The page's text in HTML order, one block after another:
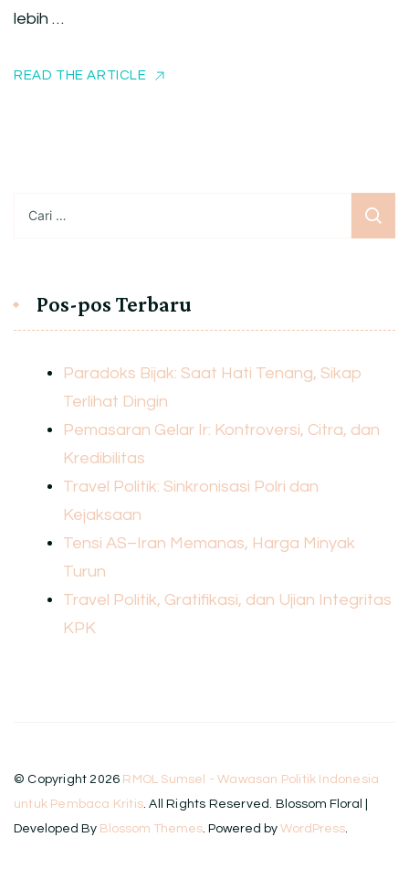
lebih …
READ THE ARTICLE
untuk:
Pos-pos Terbaru
Paradoks Bijak: Saat Hati Tenang, Sikap
Terlihat Dingin
Pemasaran Gelar Ir: Kontroversi, Citra, dan
Kredibilitas
Travel Politik: Sinkronisasi Polri dan
Kejaksaan
Tensi AS–Iran Memanas, Harga Minyak
Turun
Travel Politik, Gratifikasi, dan Ujian Integritas
KPK
© Copyright 2026 RMOL Sumsel - Wawasan Politik Indonesia
untuk Pembaca Kritis . All Rights Reserved. Blossom Floral |
Developed By Blossom Themes . Powered by WordPress